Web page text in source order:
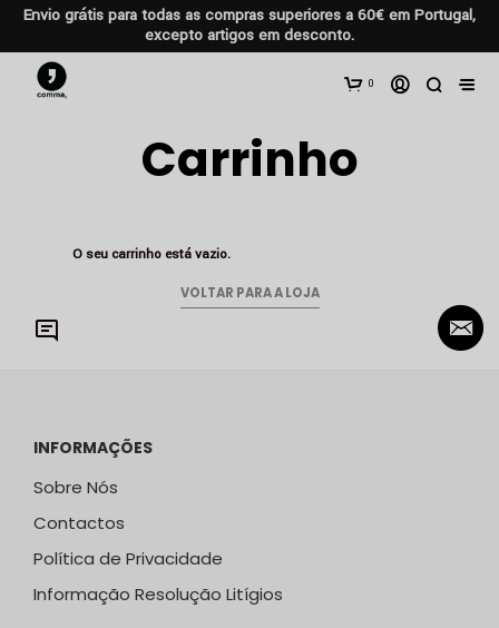
Envio grátis para todas as compras superiores a 60€ em Portugal,
excepto artigos em desconto.
0
Carrinho
O seu carrinho está vazio.
VOLTAR PARA A LOJA
INFORMAÇÕES
Sobre Nós
Contactos
Política de Privacidade
Informação Resolução Litígios